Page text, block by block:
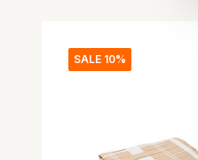
SALE 10%